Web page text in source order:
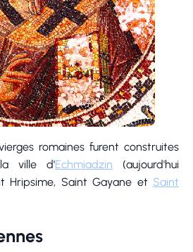
romaines furent construites
ville d'Echmiadzin (aujourd'hui
Hripsime, Saint Gayane et Saint